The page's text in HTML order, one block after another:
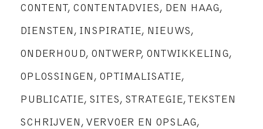
CONTENT, CONTENTADVIES, DEN HAAG,
DIENSTEN , INSPIRATIE, NIEUWS,
ONDERHOUD, ONTWERP, ONTWIKKELING,
OPLOSSINGEN , OPTIMALISATIE,
PUBLICATIE, SITES, STRATEGIE, TEKSTEN
SCHRIJVEN , VERVOER EN OPSLAG,